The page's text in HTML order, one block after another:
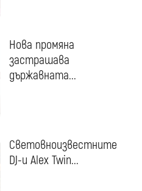
Нова промяна
застрашава
държавната...
Световноизвестните
DJ-и Alex Twin...